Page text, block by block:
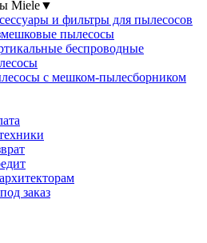
Miele▼
и фильтры для пылесосов
пылесосы
беспроводные
с мешком-пылесборником
заказ